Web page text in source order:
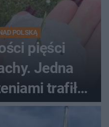
POLSKĄ
pięści
Jedna
trafiła